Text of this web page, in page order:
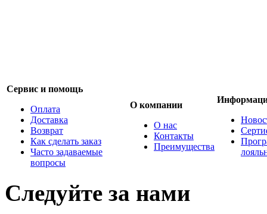
Сервис и помощь
Оплата
Доставка
Возврат
Как сделать заказ
Часто задаваемые
вопросы
О компании
О нас
Контакты
Преимущества
Следуйте за нами